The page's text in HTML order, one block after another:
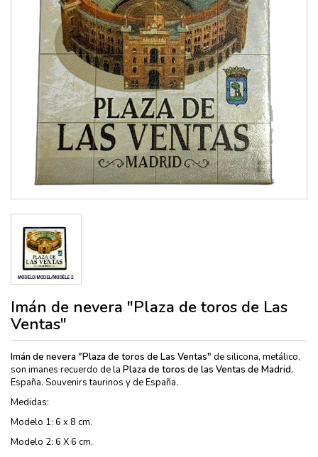
Imán de nevera "Plaza de toros de Las
Ventas"
Imán de nevera "Plaza de toros de Las Ventas" de silicona, metálico,
son imanes recuerdo de la Plaza de toros de las Ventas de Madrid,
España. Souvenirs taurinos y de España.
Medidas:
Modelo 1: 6 x 8 cm.
Modelo 2: 6 X 6 cm.